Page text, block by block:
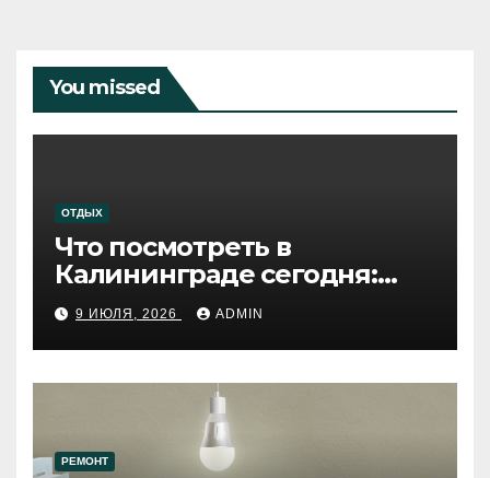
You missed
ОТДЫХ
Что посмотреть в
Калининграде сегодня:
путеводитель по самому
западному городу России
9 ИЮЛЯ, 2026 ADMIN
РЕМОНТ